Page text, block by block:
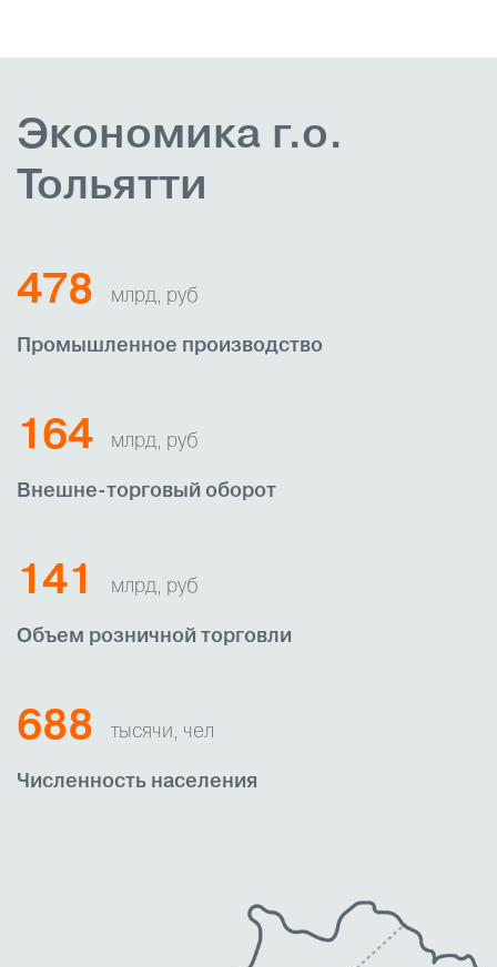
Экономика г.о.
Тольятти
478 млрд, руб
Промышленное производство
164 млрд, руб
Внешне-торговый оборот
141 млрд, руб
Объем розничной торговли
688 тысячи, чел
Численность населения